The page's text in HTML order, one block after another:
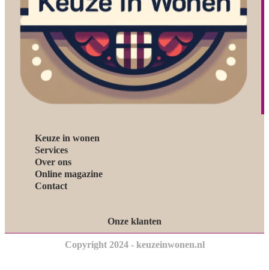
Keuze in wonen
Services
Over ons
Online magazine
Contact
Onze klanten
Copyright 2024 - keuzeinwonen.nl